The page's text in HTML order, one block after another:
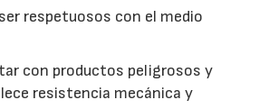
respetuosos con el medio
con productos peligrosos y
resistencia mecánica y